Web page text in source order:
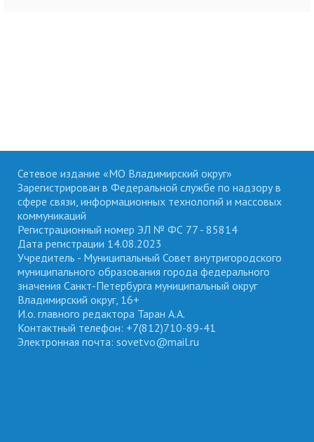
Сетевое издание «МО Владимирский округ»
Зарегистрирован в Федеральной службе по надзору в
сфере связи, информационных технологий и массовых
коммуникаций
Регистрационный номер ЭЛ № ФС 77 - 85814
Дата регистрации 14.08.2023
Учредитель - Муниципальный Совет внутригородского
муниципального образования города федерального
значения Санкт-Петербурга муниципальный округ
Владимирский округ, 16+
И.о. главного редактора Таран А.А.
Контактный телефон: +7(812)710-89-41
Электронная почта: sovetvo@mail.ru